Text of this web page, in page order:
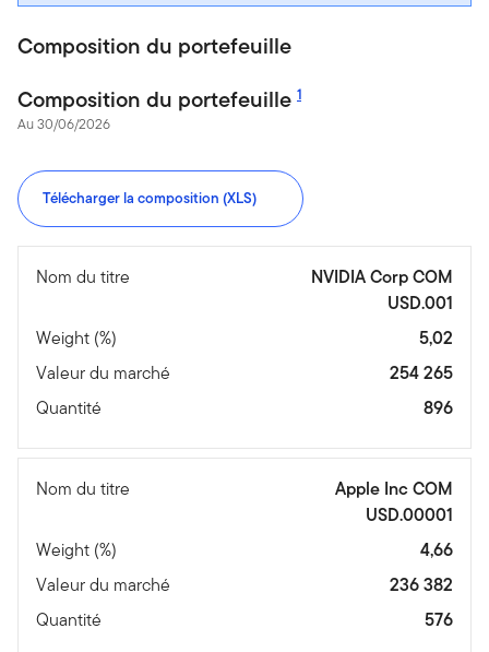
Composition du portefeuille
Composition du portefeuille 1
Au 30/06/2026
Télécharger la composition (XLS)
Nom du titre
NVIDIA Corp COM
USD.001
Weight (%)
5,02
Valeur du marché
254 265
Quantité
896
Nom du titre
Apple Inc COM
USD.00001
Weight (%)
4,66
Valeur du marché
236 382
Quantité
576